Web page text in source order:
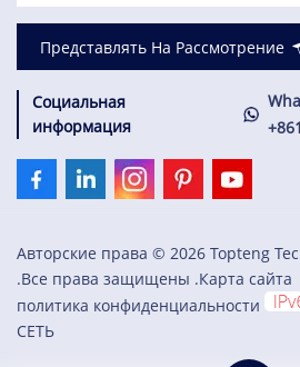
Представлять На Рассмотрение
Социальная
информация
Авторские права © 2026 Topteng
.Все права защищены .Карта сайта
политика конфиденциальности
СЕТЬ